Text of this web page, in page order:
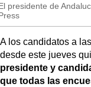
presidente de
A los candidatos a
desde este jueves
presidente y
que todas las